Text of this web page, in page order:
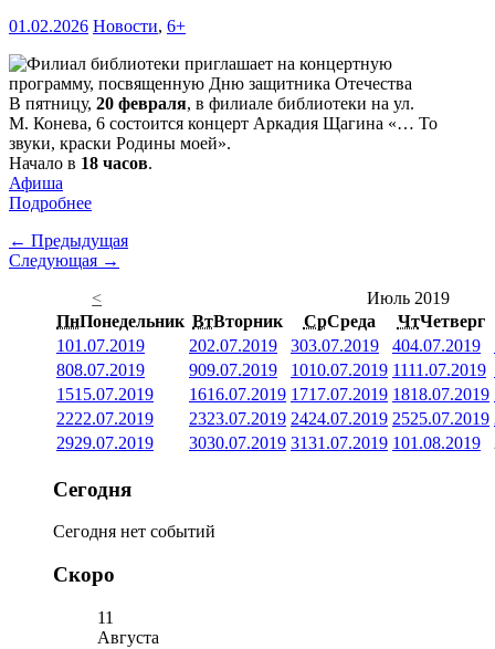
01.02.2026 Новости, 6+
В пятницу, 20 февраля, в филиале библиотеки на ул.
М. Конева, 6 состоится концерт Аркадия Щагина «… То
звуки, краски Родины моей».
Начало в 18 часов.
Афиша
Подробнее
← Предыдущая
Следующая →
<
Июль 2019
ПнПонедельник ВтВторник СрСреда ЧтЧетверг
101.07.2019 202.07.2019 303.07.2019 404.07.2019
808.07.2019 909.07.2019 1010.07.2019 1111.07.2019
1515.07.2019 1616.07.2019 1717.07.2019 1818.07.2019
2222.07.2019 2323.07.2019 2424.07.2019 2525.07.2019
2929.07.2019 3030.07.2019 3131.07.2019 101.08.2019
Сегодня
Сегодня нет событий
Скоро
11
Августа